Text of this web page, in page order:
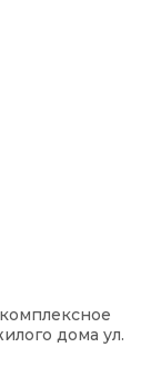
дома ул.